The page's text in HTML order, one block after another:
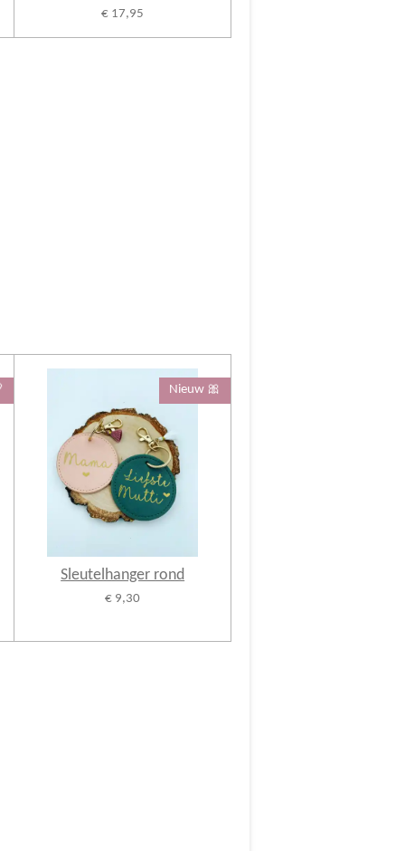
€ 17,95
Nieuw 🎀
Sleutelhanger rond
€ 9,30